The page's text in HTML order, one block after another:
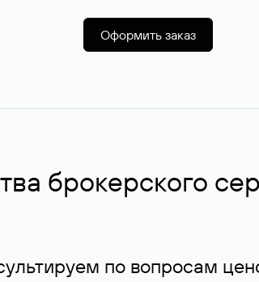
Оформить заказ
брокерского
по вопросам